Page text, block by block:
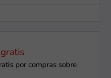
por compras sobre